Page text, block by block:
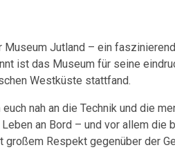
Jutland – ein
ist das Museum für seine
Westküste stattfand.
nah an die Technik und die
an Bord – und vor allem
Respekt gegenüber der